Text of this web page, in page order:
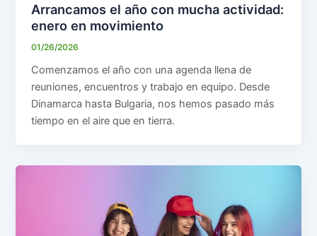
Arrancamos el año con mucha actividad:
enero en movimiento
01/26/2026
Comenzamos el año con una agenda llena de
reuniones, encuentros y trabajo en equipo. Desde
Dinamarca hasta Bulgaria, nos hemos pasado más
tiempo en el aire que en tierra.